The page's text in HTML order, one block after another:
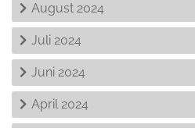
August 2024
Juli 2024
Juni 2024
April 2024